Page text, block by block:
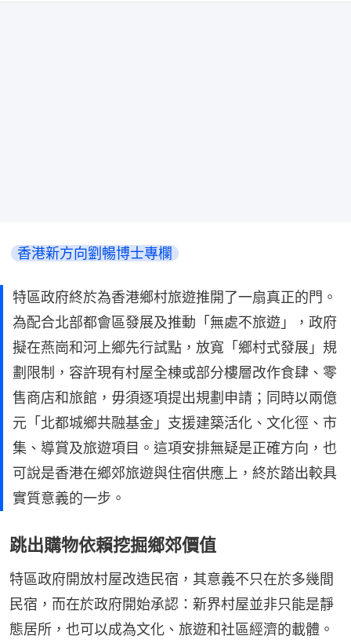
香港新方向劉暢博士專欄
特區政府終於為香港鄉村旅遊推開了一扇真正的門。
為配合北部都會區發展及推動「無處不旅遊」，政府
擬在燕崗和河上鄉先行試點，放寬「鄉村式發展」規
劃限制，容許現有村屋全棟或部分樓層改作食肆、零
售商店和旅館，毋須逐項提出規劃申請；同時以兩億
元「北都城鄉共融基金」支援建築活化、文化徑、市
集、導賞及旅遊項目。這項安排無疑是正確方向，也
可說是香港在鄉郊旅遊與住宿供應上，終於踏出較具
實質意義的一步。
跳出購物依賴挖掘鄉郊價值
特區政府開放村屋改造民宿，其意義不只在於多幾間
民宿，而在於政府開始承認：新界村屋並非只能是靜
態居所，也可以成為文化、旅遊和社區經濟的載體。